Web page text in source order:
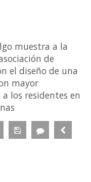
muestra a la
de
el diseño de una
mayor
los residentes en